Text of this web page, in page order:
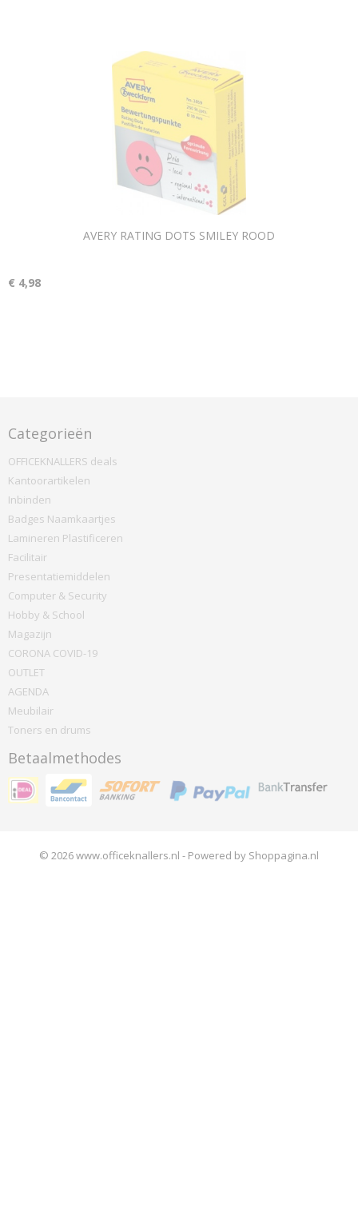
AVERY RATING DOTS SMILEY ROOD
€ 4,98
Categorieën
OFFICEKNALLERS deals
Kantoorartikelen
Inbinden
Badges Naamkaartjes
Lamineren Plastificeren
Facilitair
Presentatiemiddelen
Computer & Security
Hobby & School
Magazijn
CORONA COVID-19
OUTLET
AGENDA
Meubilair
Toners en drums
Betaalmethodes
© 2026 www.officeknallers.nl - Powered by Shoppagina.nl